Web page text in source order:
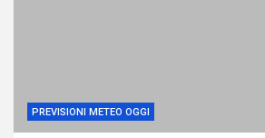
PREVISIONI METEO OGGI